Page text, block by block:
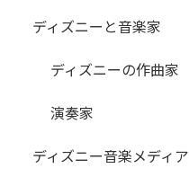
ディズニーと音楽家
ディズニーの作曲家
演奏家
ディズニー音楽メディア